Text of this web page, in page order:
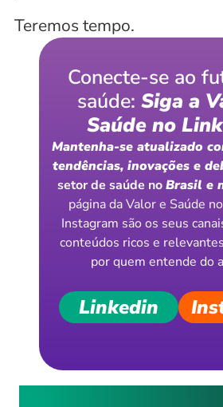
Teremos tempo.
Conecte-se ao
saúde: Siga a
Saúde no
Mantenha-se atualizado
tendências, inovações e
setor de saúde no Brasil e
página da Valor e Saúde
Instagram são os seus
conteúdos ricos e
por quem entende do
Linkedin